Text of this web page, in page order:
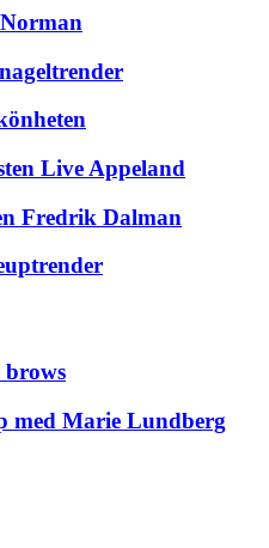
Live Appeland
Fredrik Dalman
brows
med Marie Lundberg